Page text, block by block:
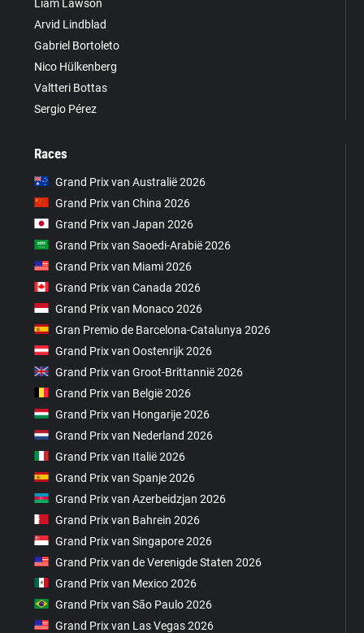
Liam Lawson
Arvid Lindblad
Gabriel Bortoleto
Nico Hülkenberg
Valtteri Bottas
Sergio Pérez
Races
Grand Prix van Australië 2026
Grand Prix van China 2026
Grand Prix van Japan 2026
Grand Prix van Saoedi-Arabië 2026
Grand Prix van Miami 2026
Grand Prix van Canada 2026
Grand Prix van Monaco 2026
Gran Premio de Barcelona-Catalunya 2026
Grand Prix van Oostenrijk 2026
Grand Prix van Groot-Brittannië 2026
Grand Prix van België 2026
Grand Prix van Hongarije 2026
Grand Prix van Nederland 2026
Grand Prix van Italië 2026
Grand Prix van Spanje 2026
Grand Prix van Azerbeidzjan 2026
Grand Prix van Bahrein 2026
Grand Prix van Singapore 2026
Grand Prix van de Verenigde Staten 2026
Grand Prix van Mexico 2026
Grand Prix van São Paulo 2026
Grand Prix van Las Vegas 2026